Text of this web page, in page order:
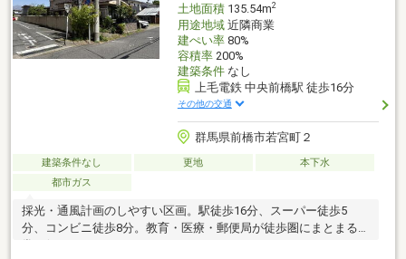
土地面積135.54m2
用途地域近隣商業
建ぺい率80%
容積率200%
建築条件なし
上毛電鉄 中央前橋駅 徒歩16分
その他の交通
群馬県前橋市若宮町２
建築条件なし 更地
本下水
都市ガス
採光・通風計画のしやすい区画。駅徒歩16分、スーパー徒歩5
分、コンビニ徒歩8分。教育・医療・郵便局が徒歩圏にまとまる日
常至便エリア。